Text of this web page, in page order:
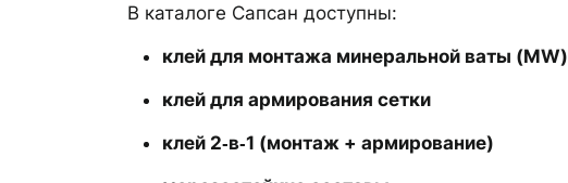
В каталоге Сапсан доступны:
клей для монтажа минеральной ваты (MW)
клей для армирования сетки
клей 2‑в‑1 (монтаж + армирование)